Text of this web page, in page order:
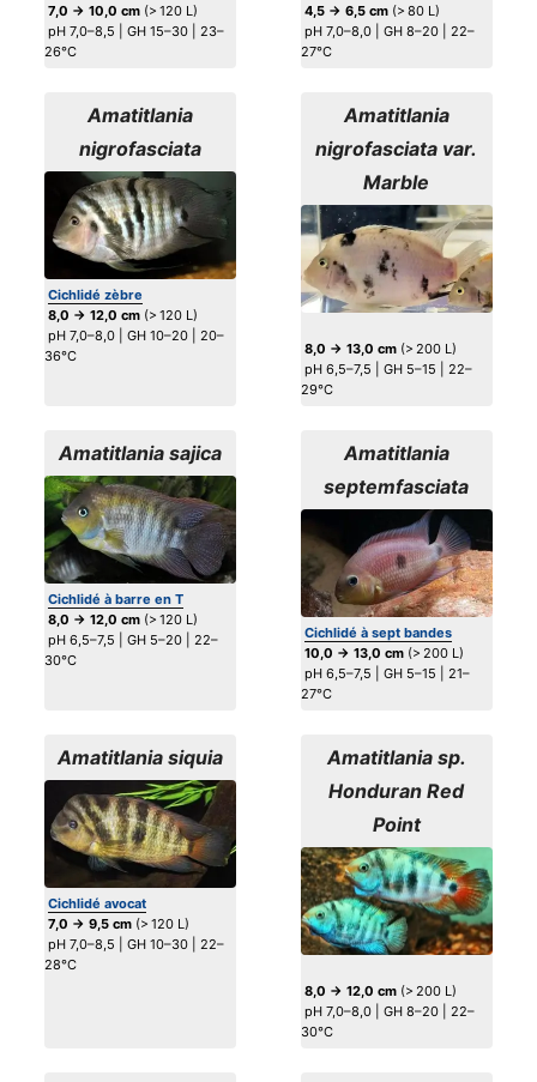
7,0 → 10,0 cm (> 120 L)
pH 7,0–8,5 | GH 15–30 | 23–
26°C
4,5 → 6,5 cm(> 80 L)
pH 7,0–8,0 | GH 8–20 | 22–
27°C
Amatitlania
nigrofasciata
Cichlidé zèbre
8,0 → 12,0 cm (> 120 L)
pH 7,0–8,0 | GH 10–20 | 20–
36°C
Amatitlania
nigrofasciata var.
Marble
8,0 → 13,0 cm(> 200 L)
pH 6,5–7,5 | GH 5–15 | 22–
29°C
Amatitlania sajica
Cichlidé à barre en T
8,0 → 12,0 cm (> 120 L)
pH 6,5–7,5 | GH 5–20 | 22–
30°C
Amatitlania
septemfasciata
Cichlidé à sept bandes
10,0 → 13,0 cm(> 200 L)
pH 6,5–7,5 | GH 5–15 | 21–
27°C
Amatitlania siquia
Cichlidé avocat
7,0 → 9,5 cm (> 120 L)
pH 7,0–8,5 | GH 10–30 | 22–
28°C
Amatitlania sp.
Honduran Red
Point
8,0 → 12,0 cm(> 200 L)
pH 7,0–8,0 | GH 8–20 | 22–
30°C